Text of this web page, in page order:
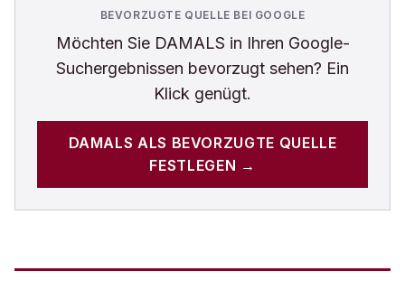
BEVORZUGTE QUELLE BEI GOOGLE
Möchten Sie DAMALS in Ihren Google-
Suchergebnissen bevorzugt sehen? Ein
Klick genügt.
DAMALS ALS BEVORZUGTE QUELLE
FESTLEGEN →